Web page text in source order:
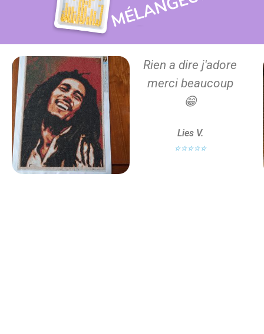
Rien a dire j'adore
merci beaucoup
😁
Lies V.
⭐⭐⭐⭐⭐